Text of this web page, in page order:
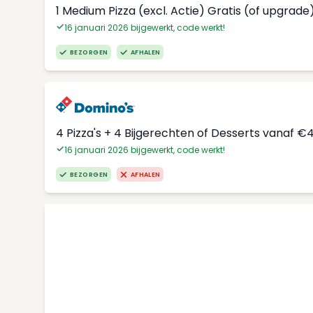
1 Medium Pizza (excl. Actie) Gratis (of
16 januari 2026 bijgewerkt, code werkt!
BEZORGEN AFHALEN
4 Pizza's + 4 Bijgerechten of Desserts vanaf
16 januari 2026 bijgewerkt, code werkt!
BEZORGEN AFHALEN